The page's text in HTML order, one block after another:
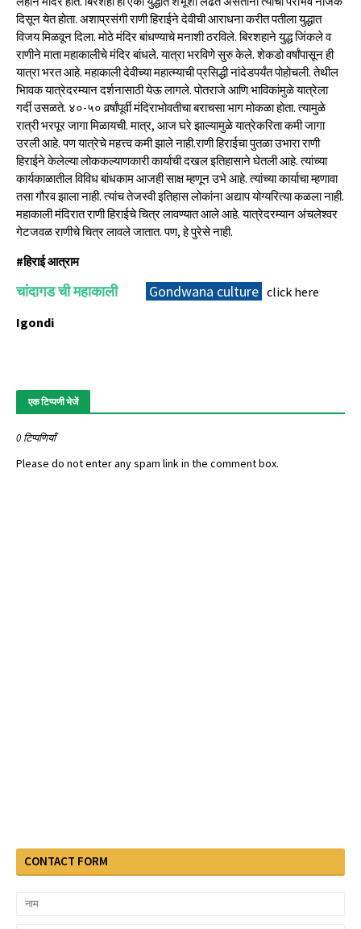
दिसून येत होता. अशाप्रसंगी राणी हिराईने देवीची आराधना करीत पतीला युद्धात
विजय मिळवून दिला. मोठे मंदिर बांधण्याचे मनाशी ठरविले. बिरशहाने युद्ध जिंकले व
राणीने माता महाकालीचे मंदिर बांधले. यात्रा भरविणे सुरु केले. शेकडो वर्षांपासून ही
यात्रा भरत आहे. महाकाली देवीच्या महात्म्याची प्रसिद्धी नांदेडपर्यंत पोहोचली. तेथील
भािवक यात्रेदरम्यान दर्शनासाठी येऊ लागले. पोतराजे आणि भाविकांमुळे यात्रेला
गर्दी उसळते. ४०-५० वर्र्षांपूर्वी मंदिराभोवतीचा बराचसा भाग मोकळा होता. त्यामुळे
रात्री भरपूर जागा मिळायची. मात्र, आज घरे झाल्यामुळे यात्रेकरिता कमी जागा
उरली आहे. पण यात्रेचे महत्त्व कमी झाले नाही.राणी हिराईचा पुतळा उभारा राणी
हिराईने केलेल्या लोककल्याणकारी कार्याची दखल इतिहासाने घेतली आहे. त्यांच्या
कार्यकाळातील विविध बांधकाम आजही साक्ष म्हणून उभे आहे. त्यांच्या कार्याचा म्हणावा
तसा गौरव झाला नाही. त्यांच तेजस्वी इतिहास लोकांना अद्याप योग्यरित्या कळला नाही.
महाकाली मंदिरात राणी हिराईचे चित्र लावण्यात आले आहे. यात्रेदरम्यान अंचलेश्वर
गेटजवळ राणीचे चित्र लावले जातात. पण, हे पुरेसे नाही.
#हिराई आत्राम
चांदागड ची महाकाली Gondwana culture click here
Igondi
एक टिप्पणी भेजें
0 टिप्पणियाँ
Please do not enter any spam link in the comment box.
CONTACT FORM